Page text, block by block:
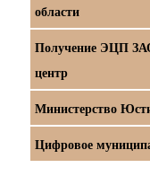
области
Получение ЭЦП
центр
Министерство
Цифровое